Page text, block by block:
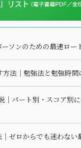
ソンのための最速ロー
法｜勉強法と勉強時間
｜パート別・スコア別
ゼロからでも迷わない